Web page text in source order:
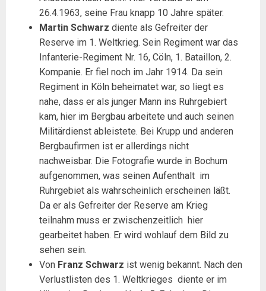
26.4.1963, seine Frau knapp 10 Jahre später.
MartinSchwarz diente als Gefreiter der
Reserve im 1. Weltkrieg. Sein Regiment war das
Infanterie-Regiment Nr. 16, Cöln, 1. Bataillon, 2.
Kompanie. Er fiel noch im Jahr 1914. Da sein
Regiment in Köln beheimatet war, so liegt es
nahe, dass er als junger Mann ins Ruhrgebiert
kam, hier im Bergbau arbeitete und auch seinen
Militärdienst ableistete. Bei Krupp und anderen
Bergbaufirmen ist er allerdings nicht
nachweisbar. Die Fotografie wurde in Bochum
aufgenommen, was seinen Aufenthalt im
Ruhrgebiet als wahrscheinlich erscheinen läßt.
Da er als Gefreiter der Reserve am Krieg
teilnahm muss er zwischenzeitlich hier
gearbeitet haben. Er wird wohlauf dem Bild zu
sehen sein.
Von Franz Schwarz ist wenig bekannt. Nach den
Verlustlisten des 1. Weltkrieges diente er im